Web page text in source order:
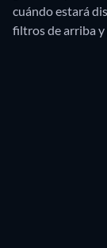
cuándo estará
filtros de arriba y